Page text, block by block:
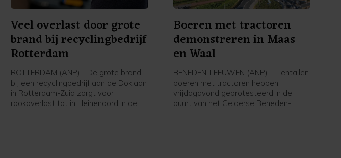
Veel overlast door grote
brand bij recyclingbedrijf
Rotterdam
ROTTERDAM (ANP) - De grote brand
bij een recyclingbedrijf aan de Doklaan
in Rotterdam-Zuid zorgt voor
rookoverlast tot in Heinenoord in de
Boeren met tractoren
demonstreren in Maas
en Waal
BENEDEN-LEEUWEN (ANP) - Tientallen
boeren met tractoren hebben
vrijdagavond geprotesteerd in de
buurt van het Gelderse Beneden-